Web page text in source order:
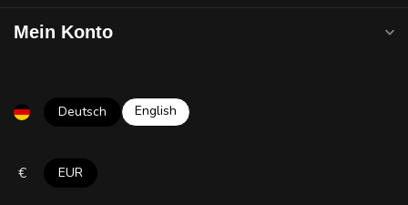
Mein Konto
Deutsch English
€ EUR